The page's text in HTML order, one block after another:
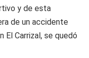
y de esta
de un accidente
El Carrizal, se quedó